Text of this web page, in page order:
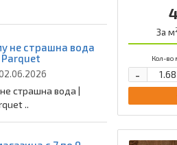
не страшна вода
страшна вода |
..
За м
Кол-во
-